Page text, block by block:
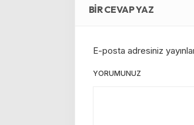
BIR CEVAP YAZ
E-posta adresiniz
YORUMUNUZ